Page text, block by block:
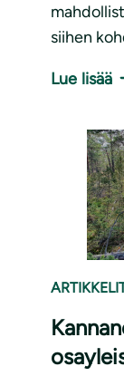
siihen
Lue lisää